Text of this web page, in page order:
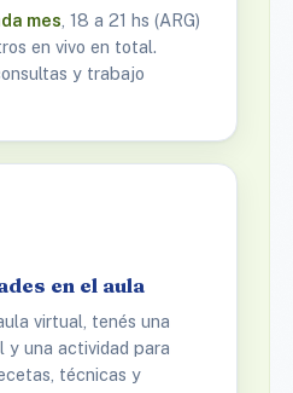
mes , 18 a 21 hs (ARG)
en vivo en total.
y trabajo
en el aula
virtual, tenés una
y una actividad para
técnicas y